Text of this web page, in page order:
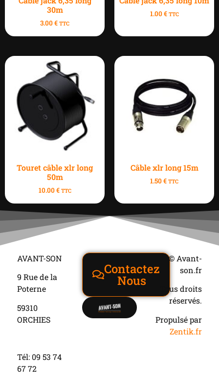
30m
3.00€ TTC
1.00€ TTC
Touret câble xlr long
50m
10.00€ TTC
Câble xlr long 15m
1.50€ TTC
AVANT-SON
9 Rue de la
Poterne
59310
ORCHIES
Tél: 09 53 74
67 72
Contactez
Nous
© Avant-
son.fr
Tous droits
réservés.
Propulsé par
Zentik.fr